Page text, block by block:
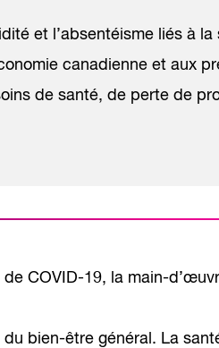
et l’absentéisme liés à
canadienne et aux
de santé, de perte de
COVID-19, la main-
bien-être général. La